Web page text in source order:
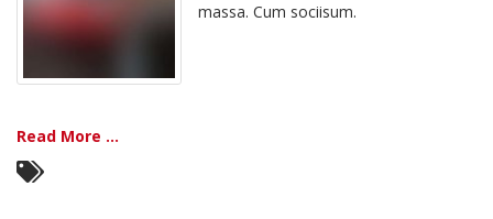
massa. Cum sociisum.
Read More ...